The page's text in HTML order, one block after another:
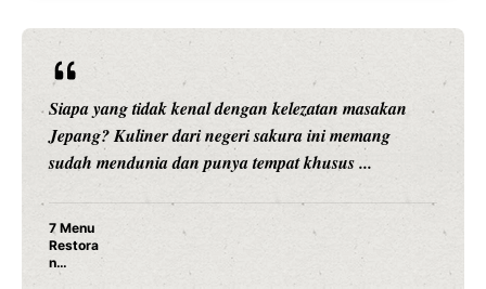
Siapa yang tidak kenal dengan kelezatan masakan
Jepang? Kuliner dari negeri sakura ini memang
sudah mendunia dan punya tempat khusus ...
7 Menu
Restora
n
Jepang